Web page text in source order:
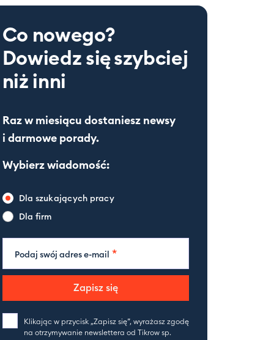
Co nowego?
Dowiedz sięszybciej
niż inni
Raz w miesiącu dostaniesz newsy
i darmowe porady.
Wybierz wiadomość:
Dla szukających pracy
Dla firm
Podaj swój adres e-mail *
Zapisz się
Klikając w przycisk „Zapisz się”, wyrażasz zgodę
na otrzymywanie newslettera od Tikrow sp.